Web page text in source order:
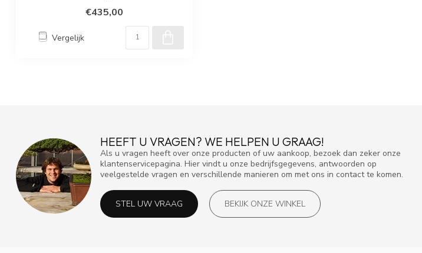
€435,00
Vergelijk
HEEFT U VRAGEN? WE HELPEN U GRAAG!
Als u vragen heeft over onze producten of uw aankoop, bezoek dan zeker onze
klantenservicepagina. Hier vindt u onze bedrijfsgegevens, antwoorden op
veelgestelde vragen en verschillende manieren om met ons in contact te komen.
STEL UW VRAAG BEKIJK ONZE WINKEL